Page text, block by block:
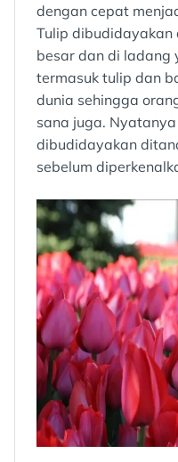
dengan cepat
Tulip dibudidayakan
besar dan di ladang
termasuk tulip dan
dunia sehingga
sana juga.
dibudidayakan
sebelum